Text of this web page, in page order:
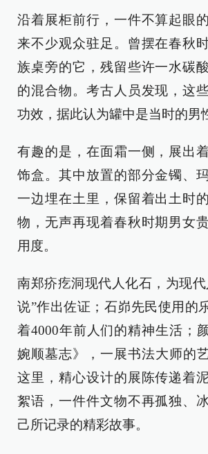
沿着展柜前行，一件不算起眼
来不少观众驻足。曾摆在春秋
族桌旁的它，残留些许一水碳
的混合物。考古人员发现，这
功效，据此认为罐中是当时的男
有趣的是，在面霜一侧，展出
饰盒。其中放置的部分金镯、
一边埋在土里，保留着出土时
物，无声再现着春秋时期男女
用度。
南郑疥疙洞现代人化石，为现
说”作出佐证；石峁先民使用的
着4000年前人们的精神生活；
婉顺墓志》，一展书法大师
这里，精心设计的展陈传递着
絮语，一件件文物不再孤独、
己所记录的精彩故事。